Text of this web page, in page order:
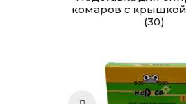
комаров с
(30)